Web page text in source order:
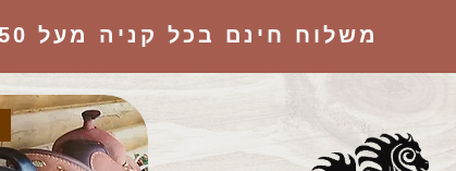
משלוח חינם בכל קניה מעל 450 ש"ח